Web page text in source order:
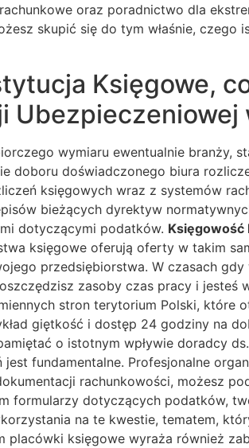
oraz poradnictwo dla
skupić się do tym właśnie,
Księgowe,
wymiaru ewentualnie branży,
doboru doświadczonego biura
księgowych wraz z systemów
bieżących dyrektyw
dotyczącymi podatków. Księgowość
księgowe oferują oferty w takim
przedsiębiorstwa. W czasach
zasoby czas pracy i
stron terytorium Polski, które
giętkość i dostęp 24 godziny na
o istotnym wpływie doradcy
fundamentalne. Profesjonalne
rachunkowości, możesz
formularzy dotyczących podatków,
na te kwestie, tematem,
placówki księgowe wyraża również